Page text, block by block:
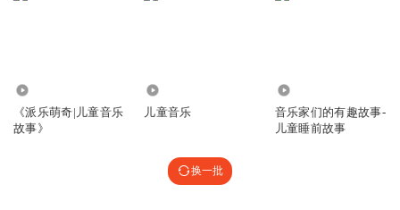
《派乐萌奇|儿童音乐
故事》
儿童音乐
音乐家们的有趣故事-
儿童睡前故事
换一批